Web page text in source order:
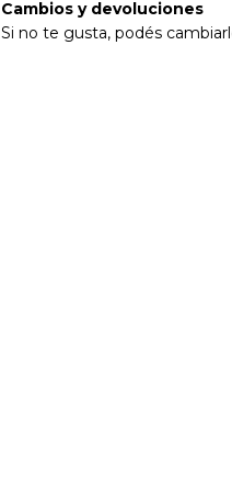
Cambios y devoluciones
Si no te gusta, podés